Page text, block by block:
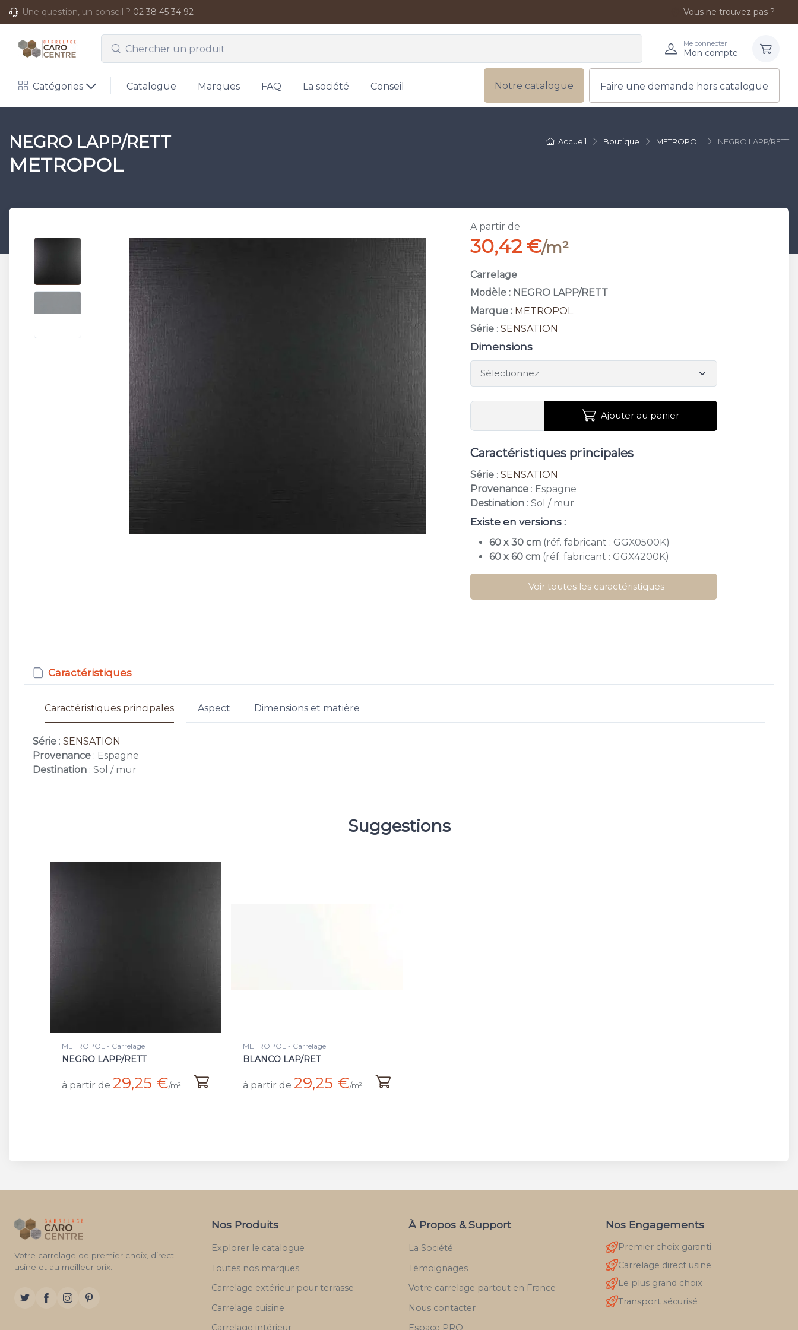
Une question, un conseil ? 02 38 45 34 92 Vous ne trouvez pas ?
Me connecter
Mon compte
Catégories Catalogue Marques FAQ La société Conseil Notre catalogue Faire une demande hors catalogue
Accueil Boutique METROPOL NEGRO LAPP/RETT
NEGRO LAPP/RETT
METROPOL
A partir de
30,42 €/m²
Carrelage
Modèle : NEGRO LAPP/RETT
Marque : METROPOL
Série :SENSATION
Dimensions
Ajouter au panier
Caractéristiques principales
Série :SENSATION
Provenance : Espagne
Destination : Sol / mur
Existe en versions :
60 x 30 cm (réf. fabricant : GGX0500K)
60 x 60 cm (réf. fabricant : GGX4200K)
Voir toutes les caractéristiques
Caractéristiques
Caractéristiques principales Aspect Dimensions et matière
Série : SENSATION
Provenance : Espagne
Destination : Sol / mur
Suggestions
METROPOL - Carrelage
NEGRO LAPP/RETT
à partir de 29,25 €/m²
METROPOL - Carrelage
BLANCO LAP/RET
à partir de 29,25 €/m²
Votre carrelage de premier choix, direct
usine et au meilleur prix.
Nos Produits
Explorer le catalogue
Toutes nos marques
Carrelage extérieur pour terrasse
Carrelage cuisine
À Propos & Support
La Société
Témoignages
Votre carrelage partout en France
Nous contacter
Nos Engagements
Premier choix garanti
Carrelage direct usine
Le plus grand choix
Transport sécurisé